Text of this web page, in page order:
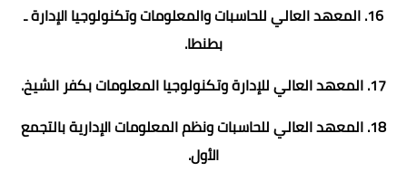
16. المعهد العالي للحاسبات والمعلومات وتكنولوجيا الإدارة ـ
بطنطا.
17. المعهد العالي للإدارة وتكنولوجيا المعلومات بكفر الشيخ.
18. المعهد العالي للحاسبات ونظم المعلومات الإدارية بالتجمع
الأول.